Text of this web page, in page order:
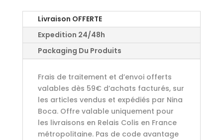
Cajun
Livraison OFFERTE
Expedition 24/48h
Packaging Du Produits
Frais de traitement et d’envoi offerts
valables dès 59€ d’achats facturés, sur
les articles vendus et expédiés par Nina
Boca. Offre valable uniquement pour
les livraisons en Relais Colis en France
métropolitaine. Pas de code avantage